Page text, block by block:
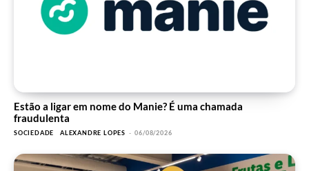
Estão a ligar em nome do Manie? É uma chamada
fraudulenta
SOCIEDADE ALEXANDRE LOPES - 06/08/2026